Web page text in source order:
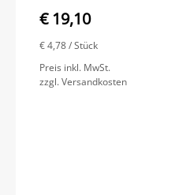
€ 19,10
€ 4,78/ Stück
Preis inkl. MwSt.
zzgl. Versandkosten